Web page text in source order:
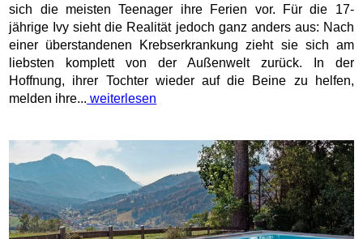
sich die meisten Teenager ihre Ferien vor. Für die 17-
jährige Ivy sieht die Realität jedoch ganz anders aus: Nach
einer überstandenen Krebserkrankung zieht sie sich am
liebsten komplett von der Außenwelt zurück. In der
Hoffnung, ihrer Tochter wieder auf die Beine zu helfen,
melden ihre... weiterlesen